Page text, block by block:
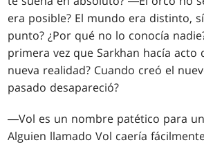
era posible? El mundo era distinto,
punto? ¿Por qué no lo conocía
primera vez que Sarkhan hacía acto
nueva realidad? Cuando creó el
pasado desapareció?
―Vol es un nombre patético para
Alguien llamado Vol caería